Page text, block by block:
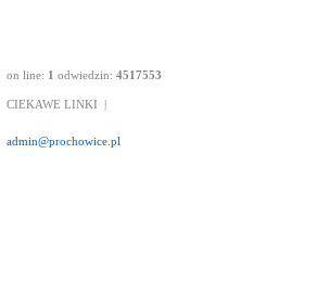
on line: 1 odwiedzin: 4517553
CIEKAWE LINKI
admin@prochowice.pl